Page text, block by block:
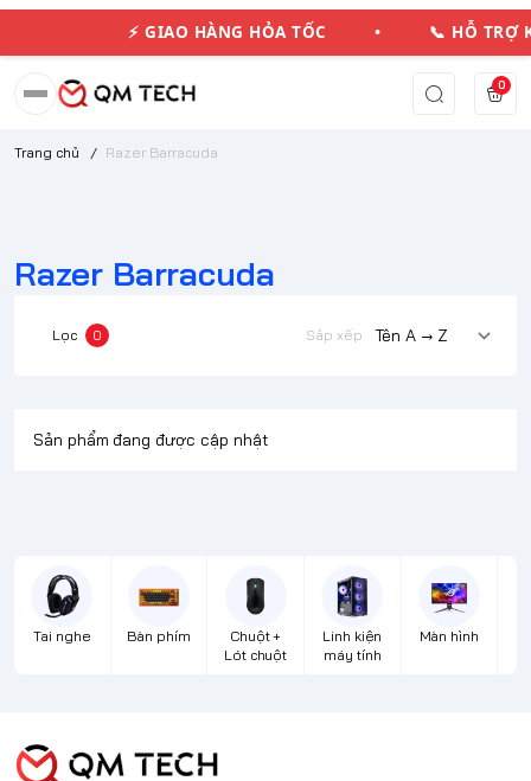
⚡ GIAO HÀNG HỎA TỐC • 📞 HỖ
0
Trang chủ / Razer Barracuda
Razer Barracuda
Lọc 0 Sắp xếp
Sản phẩm đang được cập nhật
Tai nghe Bàn phím
Chuột +
Lót chuột
Linh kiện
máy tính
Màn hình